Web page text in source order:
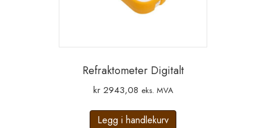
Refraktometer Digitalt
kr2943,08 eks. MVA
Legg i handlekurv